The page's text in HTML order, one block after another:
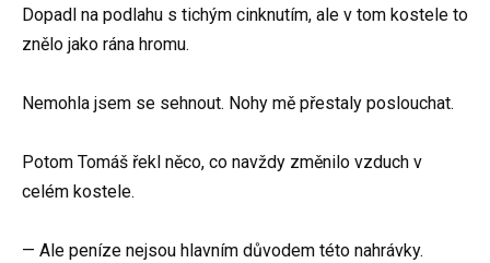
Dopadl na podlahu s tichým cinknutím, ale v tom kostele to
znělo jako rána hromu.
Nemohla jsem se sehnout. Nohy mě přestaly poslouchat.
Potom Tomáš řekl něco, co navždy změnilo vzduch v
celém kostele.
— Ale peníze nejsou hlavním důvodem této nahrávky.